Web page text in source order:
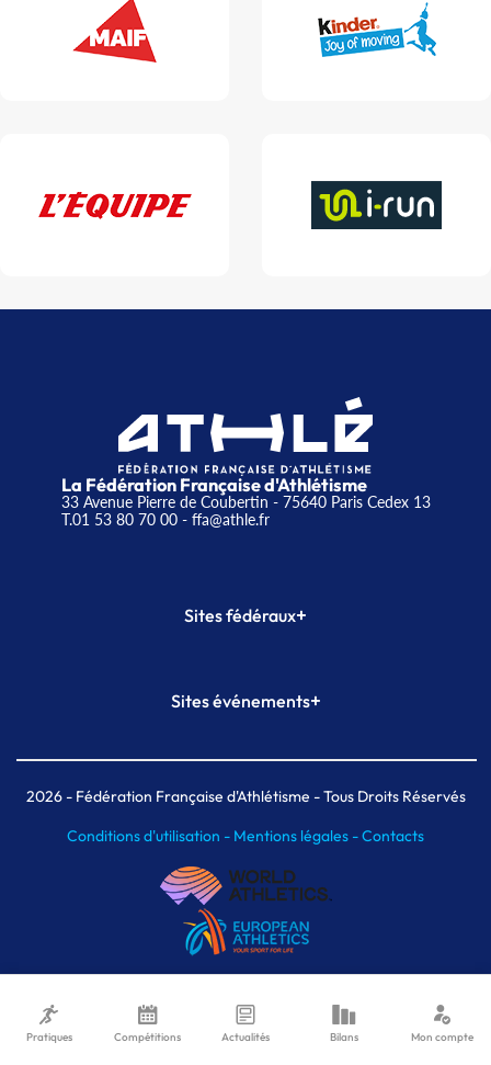
La Fédération Française d'Athlétisme
33 Avenue Pierre de Coubertin - 75640 Paris Cedex 13
T.01 53 80 70 00- ffa@athle.fr
Sites fédéraux+
Plateforme Formation
Sites événements+
Meeting de Paris indoor
MAIF Ekiden de Paris
2026- Fédération Française d'Athlétisme - Tous Droits Réservés
Conditions d'utilisation - Mentions légales -Contacts
Pratiques Compétitions Actualités Bilans Mon compte